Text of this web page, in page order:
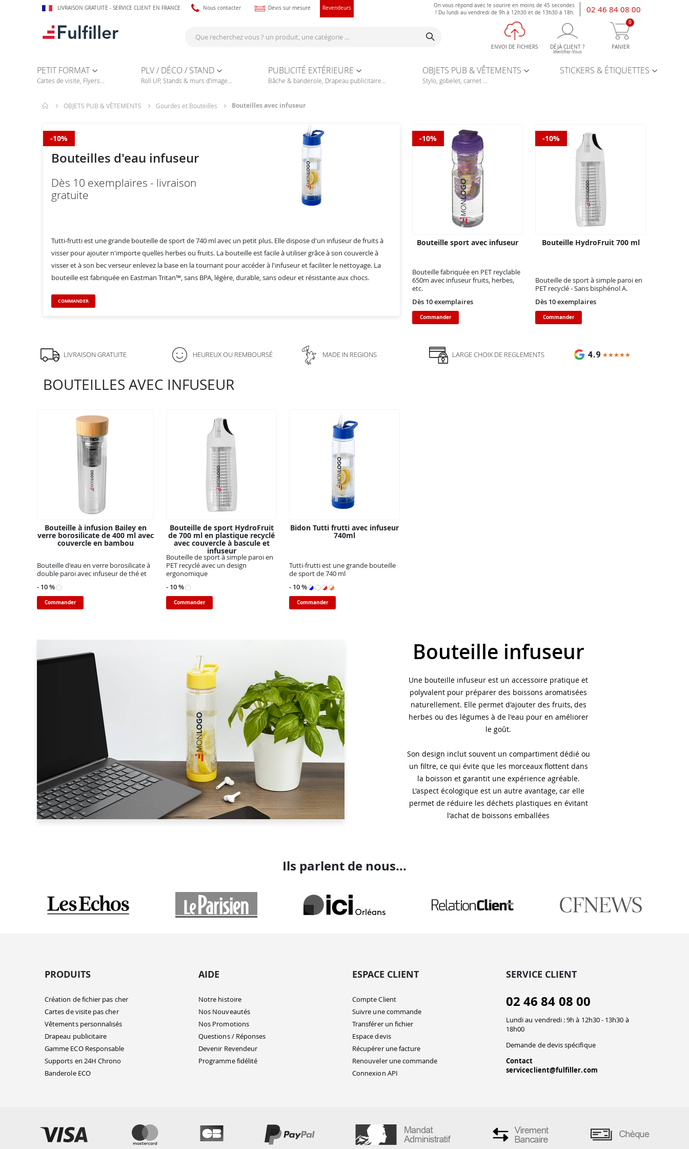
LIVRAISON GRATUITE - SERVICE CLIENT EN FRANCE Nous contacter Devis sur mesure Revendeurs
On vous répond avec le sourire en moins de 45 secondes
! Du lundi au vendredi de 9h à 12h30 et de 13h30 à 18h.
02 46 84 08 00
ENVOI DE FICHIERS DÉJÀ CLIENT ?
Identifiez-Vous
0
PANIER
PETIT FORMAT
Cartes de visite, Flyers...
PLV / DÉCO / STAND
Roll UP, Stands & murs d'image...
PUBLICITÉ EXTÉRIEURE
Bâche & banderole, Drapeau publicitaire...
OBJETS PUB & VÊTEMENTS
Stylo, gobelet, carnet ...
STICKERS & ÉTIQUETTES
OBJETS PUB & VÊTEMENTS Gourdes et Bouteilles Bouteilles avec infuseur
-10%
Bouteilles d'eau infuseur
Dès 10 exemplaires - livraison
gratuite
Tutti-frutti est une grande bouteille de sport de 740 ml avec un petit plus. Elle dispose d'un infuseur de fruits à
visser pour ajouter n'importe quelles herbes ou fruits. La bouteille est facile à utiliser grâce à son couvercle à
visser et à son bec verseur enlevez la base en la tournant pour accéder à l'infuseur et faciliter le nettoyage. La
bouteille est fabriquée en Eastman Tritan™, sans BPA, légère, durable, sans odeur et résistante aux chocs.
COMMANDER
-10%
Bouteille sport avec infuseur
Bouteille fabriquée en PET reyclable
650m avec infuseur fruits, herbes,
etc.
Dès 10 exemplaires
Commander
-10%
Bouteille HydroFruit 700 ml
Bouteille de sport à simple paroi en
PET recyclé - Sans bisphénol A.
Dès 10 exemplaires
Commander
LIVRAISON GRATUITE HEUREUX OU REMBOURSÉ MADE IN REGIONS LARGE CHOIX DE REGLEMENTS 4.9 ★★★★★
★★★★★
BOUTEILLES AVEC INFUSEUR
Bouteille à infusion Bailey en
verre borosilicate de 400 ml avec
couvercle en bambou
Bouteille d'eau en verre borosilicate à
double paroi avec infuseur de thé et
- 10 %
Commander
Bouteille de sport HydroFruit
de 700 ml en plastique recyclé
avec couvercle à bascule et
infuseur
Bouteille de sport à simple paroi en
PET recyclé avec un design
ergonomique
- 10 %
Commander
Bidon Tutti frutti avec infuseur
740ml
Tutti-frutti est une grande bouteille
de sport de 740 ml
- 10 %
Commander
Bouteille infuseur
Une bouteille infuseur est un accessoire pratique et
polyvalent pour préparer des boissons aromatisées
naturellement. Elle permet d'ajouter des fruits, des
herbes ou des légumes à de l'eau pour en améliorer
le goût.
Son design inclut souvent un compartiment dédié ou
un filtre, ce qui évite que les morceaux flottent dans
la boisson et garantit une expérience agréable.
L'aspect écologique est un autre avantage, car elle
permet de réduire les déchets plastiques en évitant
l'achat de boissons emballées
Ils parlent de nous...
PRODUITS
Création de fichier pas cher
Cartes de visite pas cher
Vêtements personnalisés
Drapeau publicitaire
Gamme ECO Responsable
Supports en 24H Chrono
Banderole ECO
AIDE
Notre histoire
Nos Nouveautés
Nos Promotions
Questions / Réponses
Devenir Revendeur
Programme fidélité
ESPACE CLIENT
Compte Client
Suivre une commande
Transférer un fichier
Espace devis
Récupérer une facture
Renouveler une commande
Connexion API
SERVICE CLIENT
02 46 84 08 00
Lundi au vendredi : 9h à 12h30 - 13h30 à
18h00
Demande de devis spécifique
Contact
serviceclient@fulfiller.com